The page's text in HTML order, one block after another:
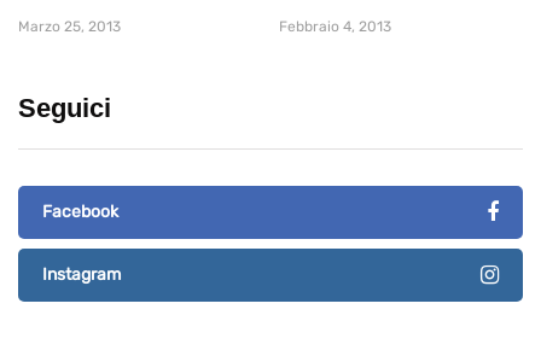
Marzo 25, 2013 Febbraio 4, 2013
Seguici
Facebook
Instagram